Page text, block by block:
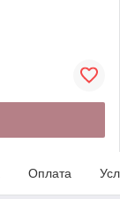
Оплата